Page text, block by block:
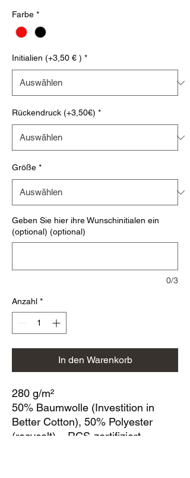
Farbe *
Initialien (+3,50 € ) *
Rückendruck (+3,50€) *
Größe *
Geben Sie hier ihre Wunschinitialen ein
(optional) (optional)
0/3
Anzahl *
In den Warenkorb
280 g/m²
50% Baumwolle (Investition in
Better Cotton), 50% Polyester
(recycelt) – RCS-zertifiziert